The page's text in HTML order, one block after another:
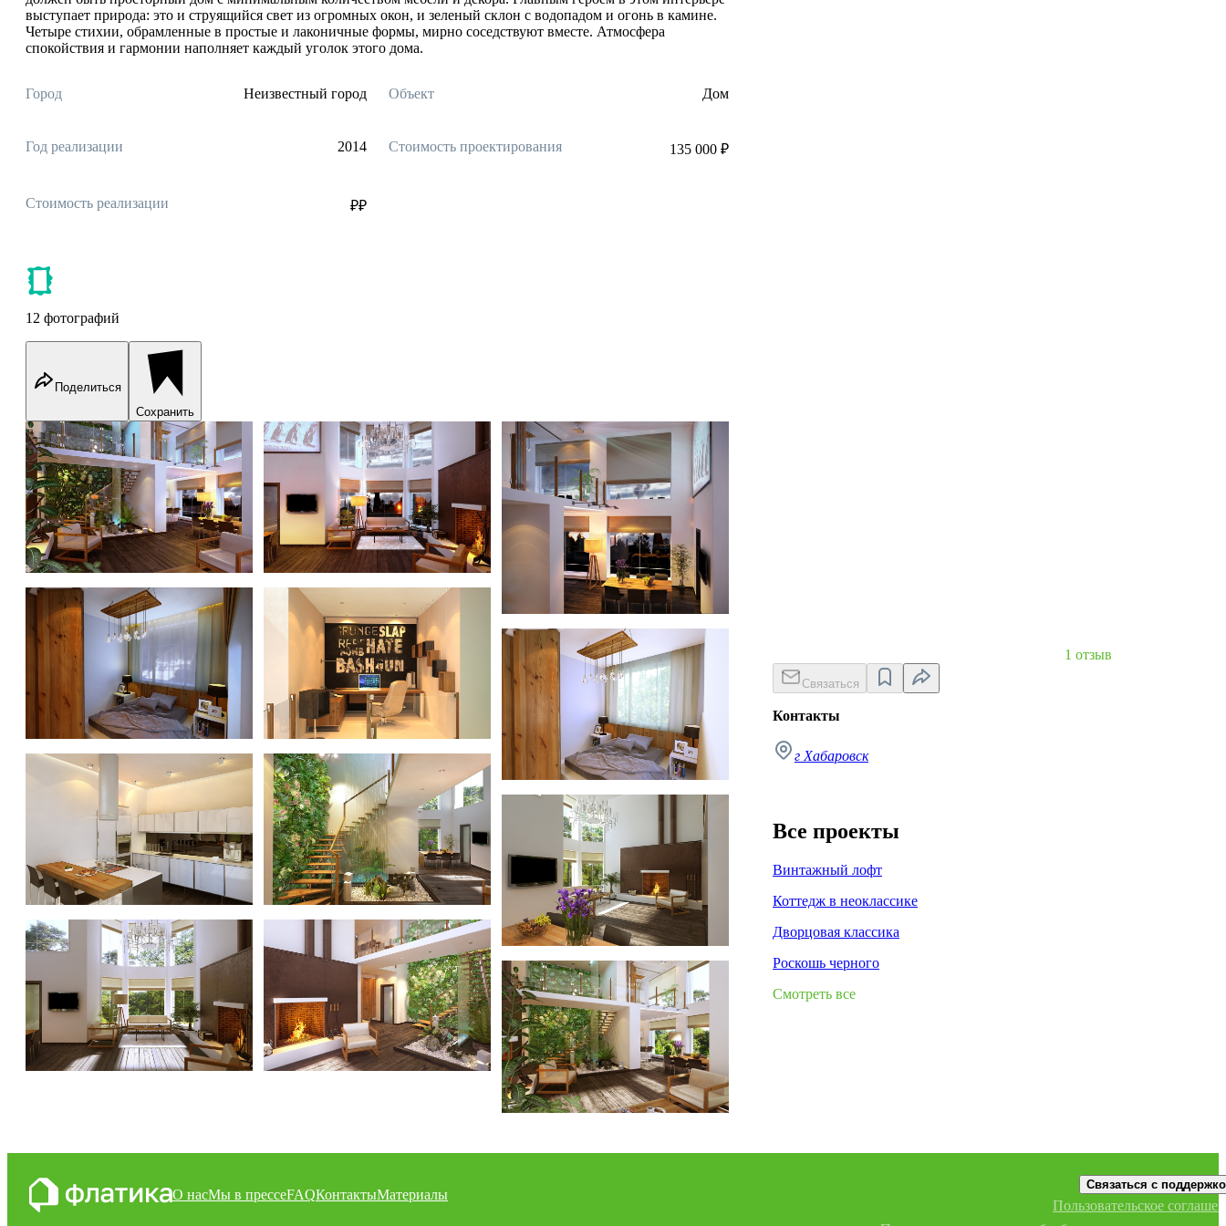
выступает природа: это и струящийся свет из огромных окон, и зеленый склон с водопадом и огонь в камине.
Четыре стихии, обрамленные в простые и лаконичные формы, мирно соседствуют вместе. Атмосфера
спокойствия и гармонии наполняет каждый уголок этого дома.
Город Неизвестный город Объект Дом
Год реализации 2014 Стоимость проектирования 135 000 ₽
Стоимость реализации ₽₽
12 фотографий
Поделиться
Сохранить
Зеленый дом Зеленый дом Зеленый дом
Зеленый дом Зеленый дом
Зеленый дом
Зеленый дом Зеленый дом
Зеленый дом
Зеленый дом Зеленый дом
Зеленый дом
1 отзыв
Связаться
Контакты
г Хабаровск
Все проекты
Винтажный лофт
Коттедж в неоклассике
Дворцовая классика
Роскошь черного
Смотреть все
О насМы в прессеFAQКонтактыМатериалы
Связаться с
Пользовательское